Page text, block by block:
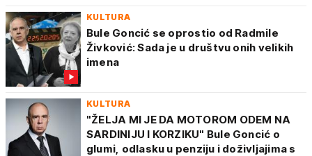
KULTURA
Bule Goncić se oprostio od Radmile
Živković: Sada je u društvu onih velikih
imena
KULTURA
"ŽELJA MI JE DA MOTOROM ODEM NA
SARDINIJU I KORZIKU" Bule Goncić o
glumi, odlasku u penziju i doživljajima s